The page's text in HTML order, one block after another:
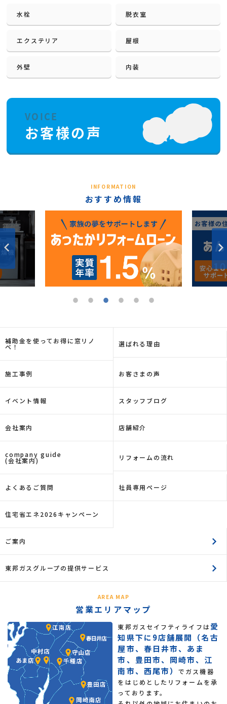
水栓 脱衣室
エクステリア 屋根
外壁 内装
INFORMATION
おすすめ情報
補助金を使ってお得に窓リノ
ベ！ 選ばれる理由
施工事例 お客さまの声
イベント情報 スタッフブログ
会社案内 店舗紹介
company guide
(会社案内) リフォームの流れ
よくあるご質問 社員専用ページ
住宅省エネ2026キャンペーン
ご案内
東邦ガスグループの提供サービス
AREA MAP
営業エリアマップ
東邦ガスセイフティライフは愛
知県下に9店舗展開（名古
屋市、春日井市、あま
市、豊田市、岡崎市、江
南市、西尾市）でガス機器
をはじめとしたリフォームを承
っております。